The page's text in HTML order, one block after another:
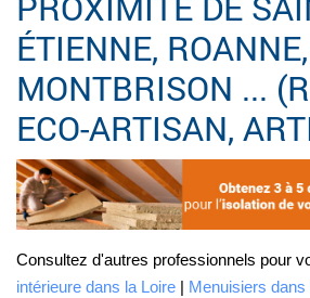
ÉTIENNE, ROANNE,
MONTBRISON ...
ECO-ARTISAN,
Consultez d'autres professionnels pour
intérieure dans la Loire
Menuisiers dans